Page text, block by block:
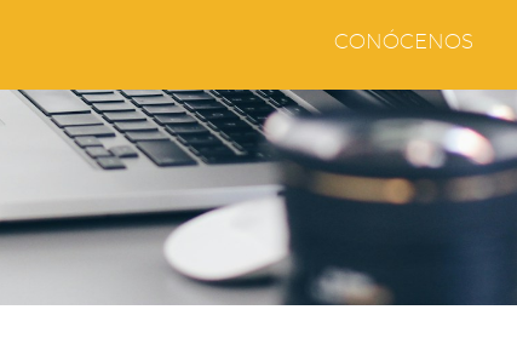
CONÓCENOS